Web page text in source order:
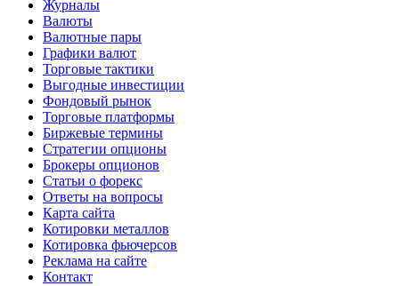
Журналы
Валюты
Валютные пары
Графики валют
Торговые тактики
Выгодные инвестиции
Фондовый рынок
Торговые платформы
Биржевые термины
Стратегии опционы
Брокеры опционов
Статьи о форекс
Ответы на вопросы
Карта сайта
Котировки металлов
Котировка фьючерсов
Реклама на сайте
Контакт